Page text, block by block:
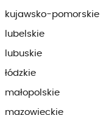
kujawsko-pomorskie
lubelskie
lubuskie
łódzkie
małopolskie
mazowieckie